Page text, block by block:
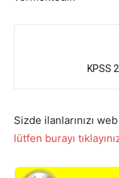
KPSS
Sizde ilanlarınızı
lütfen burayı